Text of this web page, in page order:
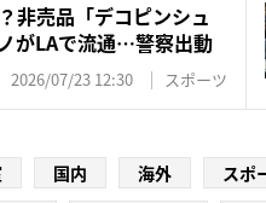
非売品「デコピンシュ
がLAで流通…警察出動
2026/07/23 12:30 スポーツ
国内 海外 スポ